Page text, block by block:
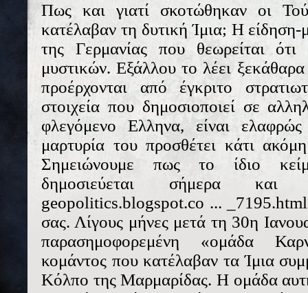
Πως και γιατί σκοτώθηκαν οι
κατέλαβαν τη δυτική Ίμια; Η
της Γερμανίας που θεωρείται ότι
μυστικών. Εξάλλου το λέει
προέρχονται από έγκριτο
στοιχεία που δημοσιοποιεί σε
φλεγόμενο Ελληνα, είναι
μαρτυρία του προσθέτει κάτι
Σημειώνουμε πως το ίδιο
δημοσιεύεται σήμερα και
geopolitics.blogspot.co ...
σας. Λίγους μήνες μετά τη 30η
παρασημοφορεμένη «ομάδα
κομάντος που κατέλαβαν τα Ίμια
Κόλπο της Μαρμαρίδας. Η ομάδα